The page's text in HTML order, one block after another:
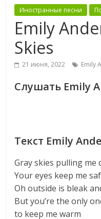
Иностранные песни
Emily
Skies
21 июня, 2022 Emily
Слушать Emily
Текст Emily
Gray skies pulling me
Your eyes keep me
Oh outside is bleak
But you’re the only
to keep me warm